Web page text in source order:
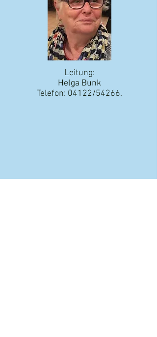
Leitung:
Helga Bunk
Telefon: 04122/54266.